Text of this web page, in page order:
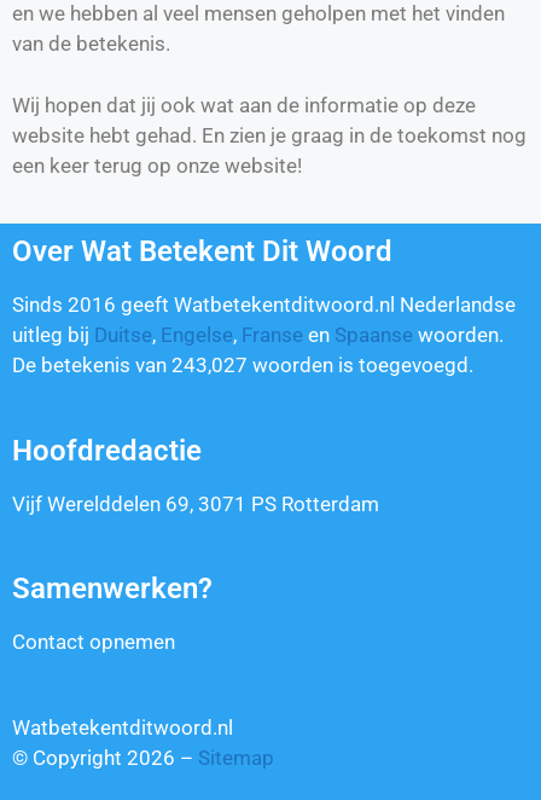
en we hebben al veel mensen geholpen met het vinden
van de betekenis.
Wij hopen dat jij ook wat aan de informatie op deze
website hebt gehad. En zien je graag in de toekomst nog
een keer terug op onze website!
Over Wat Betekent Dit Woord
Sinds 2016 geeft Watbetekentditwoord.nl Nederlandse
uitleg bij Duitse, Engelse, Franse en Spaanse woorden.
De betekenis van 243,027 woorden is toegevoegd.
Hoofdredactie
Vijf Werelddelen 69, 3071 PS Rotterdam
Samenwerken?
Contact opnemen
Watbetekentditwoord.nl
© Copyright 2026 – Sitemap